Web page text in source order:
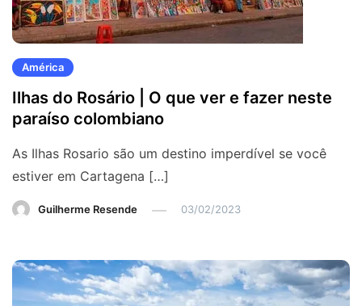
América
Ilhas do Rosário | O que ver e fazer neste
paraíso colombiano
As Ilhas Rosario são um destino imperdível se você
estiver em Cartagena […]
Guilherme Resende 03/02/2023